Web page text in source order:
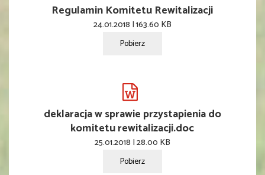
Regulamin Komitetu Rewitalizacji
24.01.2018 | 163.60 KB
Pobierz
deklaracja w sprawie przystapienia do
komitetu rewitalizacji.doc
25.01.2018 | 28.00 KB
Pobierz